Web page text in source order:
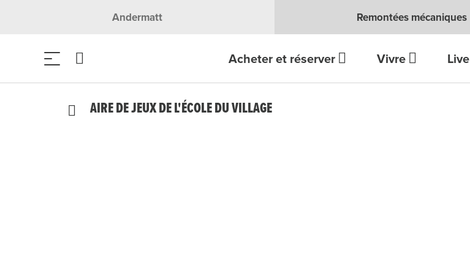
Andermatt Remontées mécaniques
Acheter et réserver Vivre Live
AIRE DE JEUX DE L'ÉCOLE DU VILLAGE